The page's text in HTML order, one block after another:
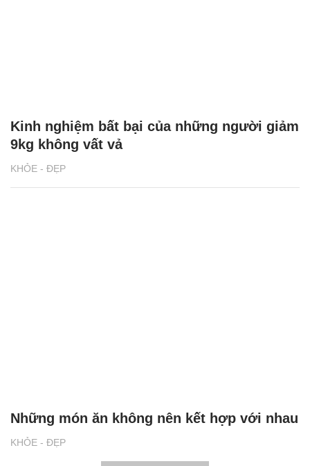
KHỎE - ĐẸP
Kinh nghiệm bất bại của những người giảm
9kg không vất vả
KHỎE - ĐẸP
Những món ăn không nên kết hợp với nhau